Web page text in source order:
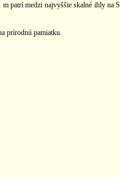
medzi najvyššie skalné ihly
prírodnú pamiatku.